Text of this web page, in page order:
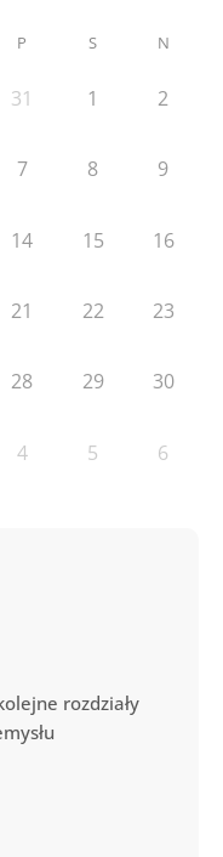
P S N
31 1 2
7 8 9
14 15 16
21 22 23
28 29 30
4 5 6
rozdziały